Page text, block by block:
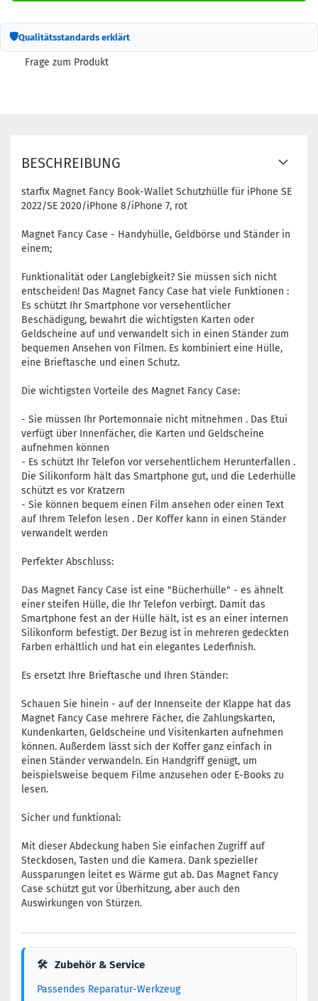
🛡Qualitätsstandards erklärt
Frage zum Produkt
BESCHREIBUNG
starfix Magnet Fancy Book-Wallet Schutzhülle für iPhone SE
2022/SE 2020/iPhone 8/iPhone 7, rot
Magnet Fancy Case - Handyhülle, Geldbörse und Ständer in
einem;
Funktionalität oder Langlebigkeit? Sie müssen sich nicht
entscheiden! Das Magnet Fancy Case hat viele Funktionen :
Es schützt Ihr Smartphone vor versehentlicher
Beschädigung, bewahrt die wichtigsten Karten oder
Geldscheine auf und verwandelt sich in einen Ständer zum
bequemen Ansehen von Filmen. Es kombiniert eine Hülle,
eine Brieftasche und einen Schutz.
Die wichtigsten Vorteile des Magnet Fancy Case:
- Sie müssen Ihr Portemonnaie nicht mitnehmen . Das Etui
verfügt über Innenfächer, die Karten und Geldscheine
aufnehmen können
- Es schützt Ihr Telefon vor versehentlichem Herunterfallen .
Die Silikonform hält das Smartphone gut, und die Lederhülle
schützt es vor Kratzern
- Sie können bequem einen Film ansehen oder einen Text
auf Ihrem Telefon lesen . Der Koffer kann in einen Ständer
verwandelt werden
Perfekter Abschluss:
Das Magnet Fancy Case ist eine "Bücherhülle" - es ähnelt
einer steifen Hülle, die Ihr Telefon verbirgt. Damit das
Smartphone fest an der Hülle hält, ist es an einer internen
Silikonform befestigt. Der Bezug ist in mehreren gedeckten
Farben erhältlich und hat ein elegantes Lederfinish.
Es ersetzt Ihre Brieftasche und Ihren Ständer:
Schauen Sie hinein - auf der Innenseite der Klappe hat das
Magnet Fancy Case mehrere Fächer, die Zahlungskarten,
Kundenkarten, Geldscheine und Visitenkarten aufnehmen
können. Außerdem lässt sich der Koffer ganz einfach in
einen Ständer verwandeln. Ein Handgriff genügt, um
beispielsweise bequem Filme anzusehen oder E-Books zu
lesen.
Sicher und funktional:
Mit dieser Abdeckung haben Sie einfachen Zugriff auf
Steckdosen, Tasten und die Kamera. Dank spezieller
Aussparungen leitet es Wärme gut ab. Das Magnet Fancy
Case schützt gut vor Überhitzung, aber auch den
Auswirkungen von Stürzen.
🛠 Zubehör & Service
Passendes Reparatur-Werkzeug